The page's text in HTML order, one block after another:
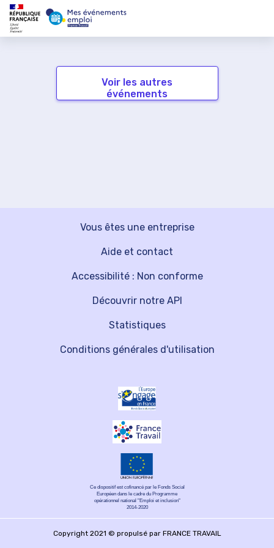
Voir les autres
événements
Vous êtes une entreprise
Découvrir notre API
Aide et contact
Statistiques
Accessibilité : Non conforme
Conditions générales d'utilisation
Ce dispositif est cofinancé par le Fonds Social
Européen dans le cadre du Programme
opérationnel national "Emploi et inclusion"
2014-2020
Copyright 2021 © propulsé par FRANCE TRAVAIL